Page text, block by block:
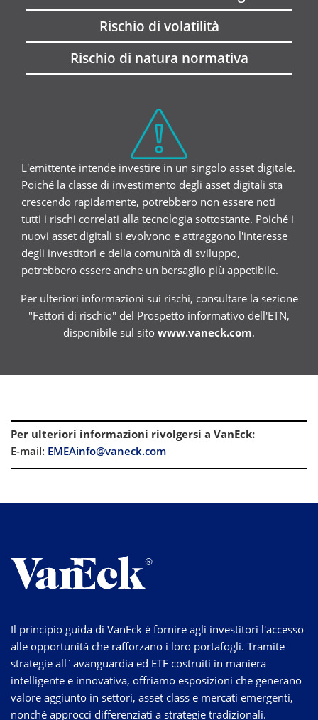
Rischio di volatilità
Rischio di natura normativa
L'emittente intende investire in un singolo asset digitale.
Poiché la classe di investimento degli asset digitali sta
crescendo rapidamente, potrebbero non essere noti
tutti i rischi correlati alla tecnologia sottostante. Poiché i
nuovi asset digitali si evolvono e attraggono l'interesse
degli investitori e della comunità di sviluppo,
potrebbero essere anche un bersaglio più appetibile.
Per ulteriori informazioni sui rischi, consultare la sezione
"Fattori di rischio" del Prospetto informativo dell'ETN,
disponibile sul sito www.vaneck.com.
Per ulteriori informazioni rivolgersi a VanEck:
E-mail: EMEAinfo@vaneck.com
Il principio guida di VanEck è fornire agli investitori l'accesso
alle opportunità che rafforzano i loro portafogli. Tramite
strategie all´avanguardia ed ETF costruiti in maniera
intelligente e innovativa, offriamo esposizioni che generano
valore aggiunto in settori, asset class e mercati emergenti,
nonché approcci differenziati a strategie tradizionali.